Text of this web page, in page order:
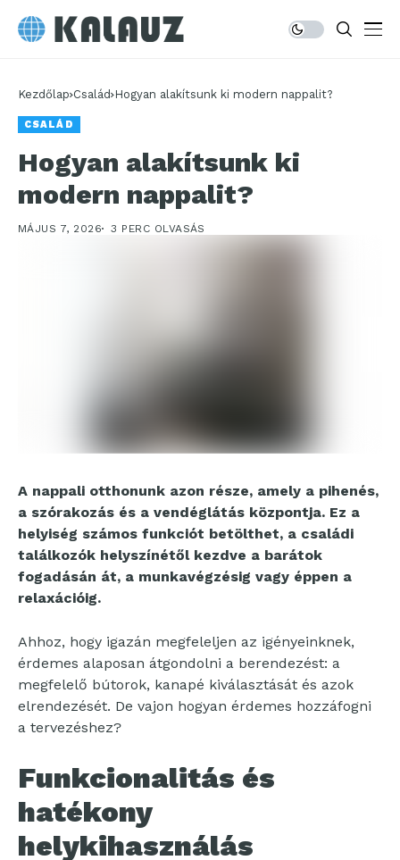
Kezdőlap Család Hogyan alakítsunk ki modern nappalit?
CSALÁD
Hogyan alakítsunk ki
modern nappalit?
MÁJUS 7, 2026 3 PERC OLVASÁS
A nappali otthonunk azon része, amely a pihenés,
a szórakozás és a vendéglátás központja. Ez a
helyiség számos funkciót betölthet, a családi
találkozók helyszínétől kezdve a barátok
fogadásán át, a munkavégzésig vagy éppen a
relaxációig.
Ahhoz, hogy igazán megfeleljen az igényeinknek,
érdemes alaposan átgondolni a berendezést: a
megfelelő bútorok, kanapé kiválasztását és azok
elrendezését. De vajon hogyan érdemes hozzáfogni
a tervezéshez?
Funkcionalitás és
hatékony
helykihasználás